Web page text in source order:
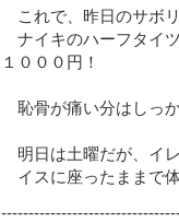
これで、昨日のサボリ
ナイキのハーフタイ
１０００円！
恥骨が痛い分はしっか
明日は土曜だが、イ
イスに座ったままで